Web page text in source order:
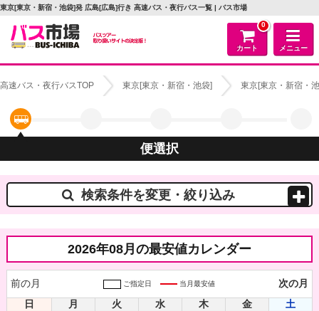
東京[東京・新宿・池袋]発 広島[広島]行き 高速バス・夜行バス一覧 | バス市場
0
カート メニュー
高速バス・夜行バスTOP 東京[東京・新宿・池袋] 東京[東京・新宿・
便選択
検索条件を変更・絞り込み
2026年08月の最安値カレンダー
前の月 ご指定日 当月最安値
次の月
日
月 火 水 木 金 土